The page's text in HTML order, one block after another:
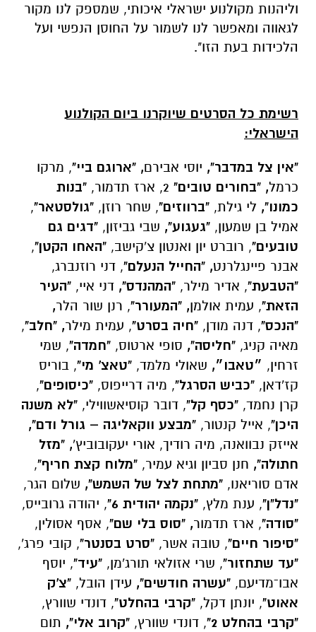
וליהנות מקולנוע ישראלי איכותי, שמספק לנו מקור
לגאווה ומאפשר לנו לשמור על החוסן הנפשי ועל
הלכידות בעת הזו".
רשימת כל הסרטים שיוקרנו ביום הקולנוע
הישראלי:
"אין צל במדבר", יוסי אבירם, "ארוגם ביי", מרקו
כרמל, "בחורים טובים"
"בנות
כמונו", לי גילת, "ברווזים", שחר רוזן, "גולסטאר",
אמיל בן שמעון, "געגוע", שבי גביזון, "דגים גם
טובעים", רוברט יון ואנטון צ'קישב, "האחו הקטן",
אבנר פיינגלרנט, "החייל הנעלם", דני רוזנברג,
"הטבעת", אדיר מילר, "המהנדס", דני איי, "העיר
הזאת", עמית אולמן, "המעורר", רנן שור הלר,
"הנכס", דנה מודן, "חיה בסרט", עמית מילר, "חלב",
מאיה קניג, "חליסה", סופי ארטוס, "חמדה", שמי
זרחין, ״טאבו״, שאולי מלמד, "טאצ' מי", בוריס
קז'דאן, "כביש הסרגל", מיה דרייפוס, "כיסופים",
קרן נחמד, "כסף קל", דובר קוסיאשווילי, "לא משנה
היכן", אייל קנטור, "מבצע ווקאליגה – גורל ודם",
אייזק נבוואנה, מיה רודיך, אורי יעקובוביץ', "מזל
חתולה", חנן סביון וגיא עמיר, "מלוח קצת חריף",
אדם סוריאנו, "מתחת לצל של השמש", שלום הגר,
"נדל"ן", ענת מלץ, "נקמה יהודית 6" , יהודה גרובייס,
"סודה", ארז תדמור, "סוס בלי שם", אסף אסולין,
"סיפור חיים", טובה אשר, "סרט בסנטר", קובי פרג',
"עד שתחזור", שרי אזולאי תורג'מן, "עיד", יוסף
אבו־מדיעם, "עשרה חודשים", עידן הובל, "צ'ק
אאוט", יונתן דקל, "קרבי בהחלט", דונדי שוורץ,
"קרבי בהחלט 2" , דונדי שוורץ, "קרוב אלי", תום